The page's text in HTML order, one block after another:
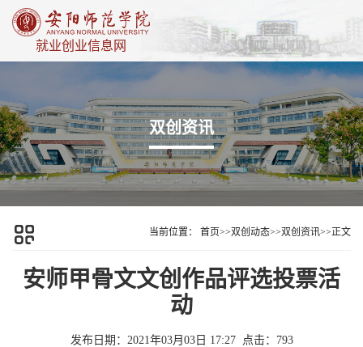
就业创业信息网
双创资讯
当前位置： 首页>>双创动态>>双创资讯>>正文
安师甲骨文文创作品评选投票活
动
发布日期：2021年03月03日 17:27 点击： 793